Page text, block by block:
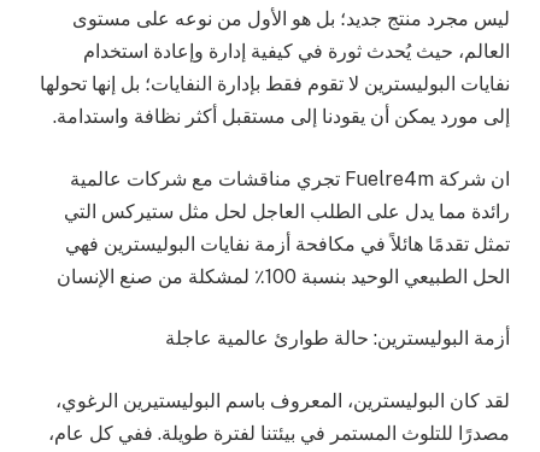
ليس مجرد منتج جديد؛ بل هو الأول من نوعه على مستوى
العالم، حيث يُحدث ثورة في كيفية إدارة وإعادة استخدام
نفايات البوليسترين لا تقوم فقط بإدارة النفايات؛ بل إنها تحولها
إلى مورد يمكن أن يقودنا إلى مستقبل أكثر نظافة واستدامة.
ان شركة Fuelre4m تجري مناقشات مع شركات عالمية
رائدة مما يدل على الطلب العاجل لحل مثل ستيركس التي
تمثل تقدمًا هائلاً في مكافحة أزمة نفايات البوليسترين فهي
الحل الطبيعي الوحيد بنسبة 100٪ لمشكلة من صنع الإنسان
أزمة البوليسترين: حالة طوارئ عالمية عاجلة
لقد كان البوليسترين، المعروف باسم البوليستيرين الرغوي،
مصدرًا للتلوث المستمر في بيئتنا لفترة طويلة. ففي كل عام،